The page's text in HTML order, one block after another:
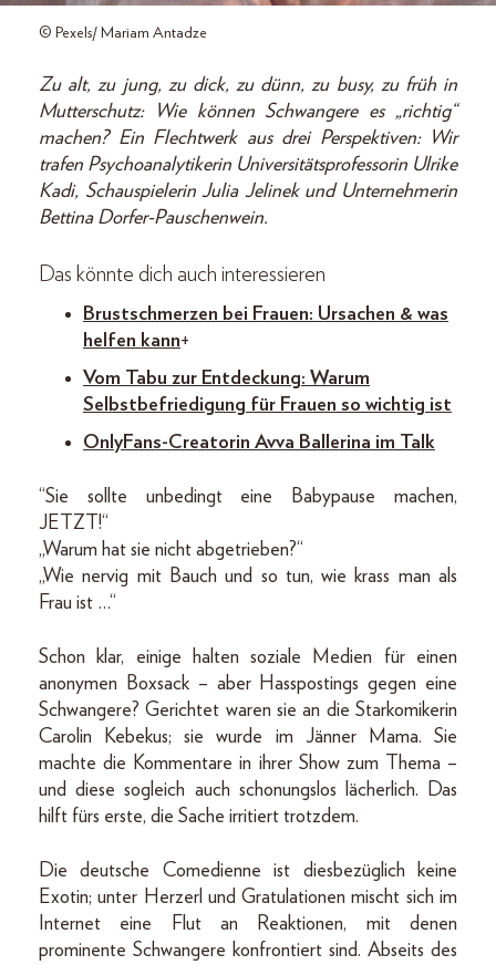
© Pexels/ Mariam Antadze
Zu alt, zu jung, zu dick, zu dünn, zu busy, zu früh in
Mutterschutz: Wie können Schwangere es „richtig“
machen? Ein Flechtwerk aus drei Perspektiven: Wir
trafen Psychoanalytikerin Universitätsprofessorin Ulrike
Kadi, Schauspielerin Julia Jelinek und Unternehmerin
Bettina Dorfer-Pauschenwein.
Das könnte dich auch interessieren
Brustschmerzen bei Frauen: Ursachen & was
helfen kann+
Vom Tabu zur Entdeckung: Warum
Selbstbefriedigung für Frauen so wichtig ist
OnlyFans-Creatorin Avva Ballerina im Talk
“Sie sollte unbedingt eine Babypause machen,
JETZT!“
„Warum hat sie nicht abgetrieben?“
„Wie nervig mit Bauch und so tun, wie krass man als
Frau ist …“
Schon klar, einige halten soziale Medien für einen
anonymen Boxsack – aber Hasspostings gegen eine
Schwangere? Gerichtet waren sie an die Starkomikerin
Carolin Kebekus; sie wurde im Jänner Mama. Sie
machte die Kommentare in ihrer Show zum Thema –
und diese sogleich auch schonungslos lächerlich. Das
hilft fürs erste, die Sache irritiert trotzdem.
Die deutsche Comedienne ist diesbezüglich keine
Exotin; unter Herzerl und Gratulationen mischt sich im
Internet eine Flut an Reaktionen, mit denen
prominente Schwangere konfrontiert sind. Abseits des